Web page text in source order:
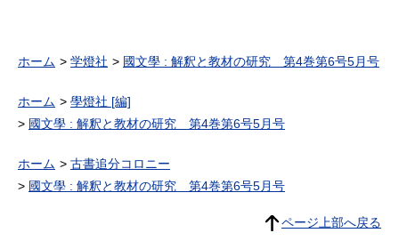
ホーム 学燈社 國文學 : 解釈と教材の研究 第4巻第6号5月号
ホーム
學燈社 [編]
國文學 : 解釈と教材の研究 第4巻第6号5月号
ホーム
古書追分コロニー
國文學 : 解釈と教材の研究 第4巻第6号5月号
ページ上部へ戻る